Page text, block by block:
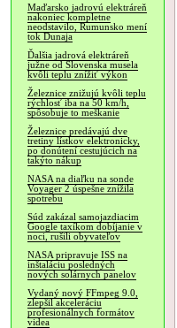
Maďarsko jadrovú elektráreň
nakoniec kompletne
neodstavilo, Rumunsko mení
tok Dunaja
Ďalšia jadrová elektráreň
južne od Slovenska musela
kvôli teplu znížiť výkon
Železnice znižujú kvôli teplu
rýchlosť iba na 50 km/h,
spôsobuje to meškanie
Železnice predávajú dve
tretiny lístkov elektronicky,
po donútení cestujúcich na
takýto nákup
NASA na diaľku na sonde
Voyager 2 úspešne znížila
spotrebu
Súd zakázal samojazdiacim
Google taxíkom dobíjanie v
noci, rušili obyvateľov
NASA pripravuje ISS na
inštaláciu posledných
nových solárnych panelov
Vydaný nový FFmpeg 9.0,
zlepšil akceleráciu
profesionálnych formátov
videa